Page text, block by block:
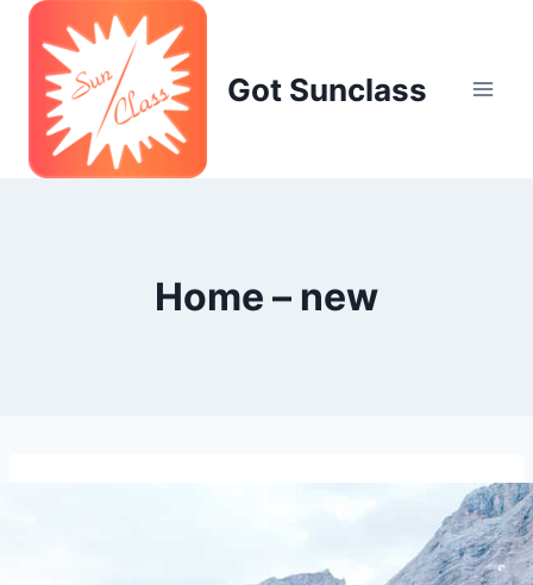
Skip
content
Got Sunclass
Home – new